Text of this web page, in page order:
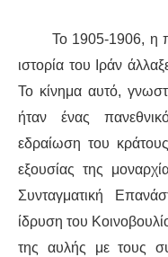
Το 1905-1906, η
ιστορία του Ιράν
Το κίνημα αυτό,
ήταν ένας
εδραίωση του
εξουσίας της
Συνταγματική
ίδρυση του
της αυλής με τους